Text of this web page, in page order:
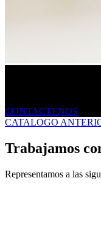
CONTACTENOS
CATALOGO
Trabajamos
Representamos a las